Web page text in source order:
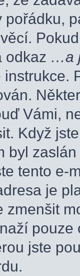
pořádku,
odkaz …a
Vámi,
Když
byl
tento e-
je
zmenšit
jste